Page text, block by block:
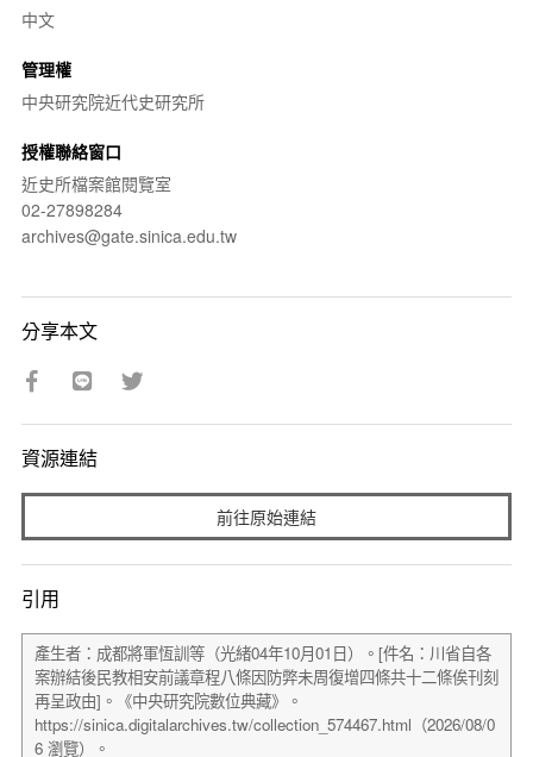
中文
管理權
中央研究院近代史研究所
授權聯絡窗口
近史所檔案館閱覽室
02-27898284
archives@gate.sinica.edu.tw
分享本文
資源連結
前往原始連結
引用